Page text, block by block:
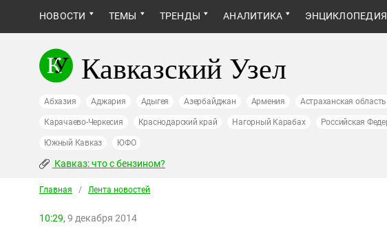
НОВОСТИ ТЕМЫ ТРЕНДЫ АНАЛИТИКА ЭНЦИКЛОПЕДИЯ
Кавказский Узел
Абхазия Аджария Адыгея Азербайджан Армения Астраханская область
Карачаево-Черкесия Краснодарский край Нагорный Карабах Российская
Южный Кавказ ЮФО
Кавказ: что с бензином?
Главная / Лента новостей
10:29, 9 декабря 2014